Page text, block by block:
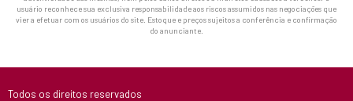
usuário reconhece sua exclusiva responsabilidade aos riscos assumidos nas negociações que
vier a efetuar com os usuários do site. Estoque e preços sujeitos a conferência e confirmação
do anunciante.
Todos os direitos reservados